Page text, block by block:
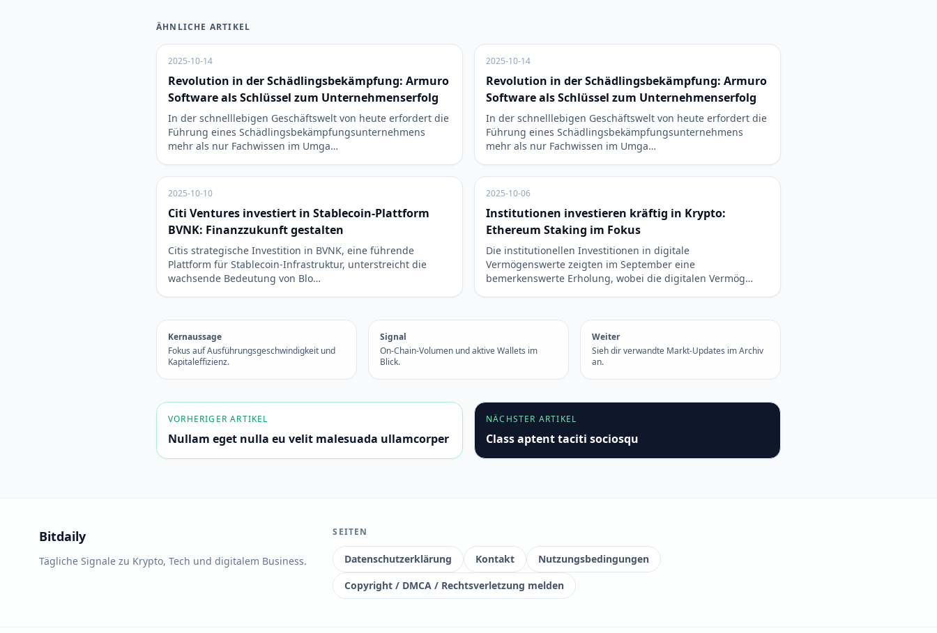
ÄHNLICHE ARTIKEL
2025-10-14
Revolution in der Schädlingsbekämpfung: Armuro
Software als Schlüssel zum Unternehmenserfolg
In der schnelllebigen Geschäftswelt von heute erfordert die
Führung eines Schädlingsbekämpfungsunternehmens
mehr als nur Fachwissen im Umga…
2025-10-14
Revolution in der Schädlingsbekämpfung: Armuro
Software als Schlüssel zum Unternehmenserfolg
In der schnelllebigen Geschäftswelt von heute erfordert die
Führung eines Schädlingsbekämpfungsunternehmens
mehr als nur Fachwissen im Umga…
2025-10-10
Citi Ventures investiert in Stablecoin-Plattform
BVNK: Finanzzukunft gestalten
Citis strategische Investition in BVNK, eine führende
Plattform für Stablecoin-Infrastruktur, unterstreicht die
wachsende Bedeutung von Blo…
2025-10-06
Institutionen investieren kräftig in Krypto:
Ethereum Staking im Fokus
Die institutionellen Investitionen in digitale
Vermögenswerte zeigten im September eine
bemerkenswerte Erholung, wobei die digitalen Vermög…
Kernaussage
Fokus auf Ausführungsgeschwindigkeit und
Kapitaleffizienz.
Signal
On-Chain-Volumen und aktive Wallets im
Blick.
Weiter
Sieh dir verwandte Markt-Updates im Archiv
an.
VORHERIGER ARTIKEL
Nullam eget nulla eu velit malesuada ullamcorper
NÄCHSTER ARTIKEL
Class aptent taciti sociosqu
Bitdaily
Tägliche Signale zu Krypto, Tech und digitalem Business.
SEITEN
Datenschutzerklärung Kontakt
Nutzungsbedingungen
Copyright / DMCA / Rechtsverletzung melden